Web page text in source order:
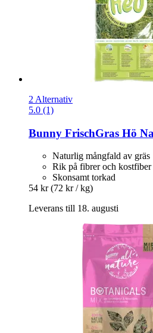
2 Alternativ
5.0 (1)
Bunny FrischGras Hö
Naturlig mångfald av gräs
Rik på fibrer och kostfiber
Skonsamt torkad
54 kr (72 kr / kg)
Leverans till 18. augusti